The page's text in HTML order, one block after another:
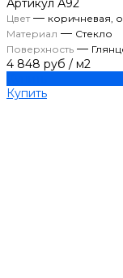
Артикул А92
Цвет— коричневая,
Материал — Стекло
Поверхность —
4 848 руб / м2
Купить